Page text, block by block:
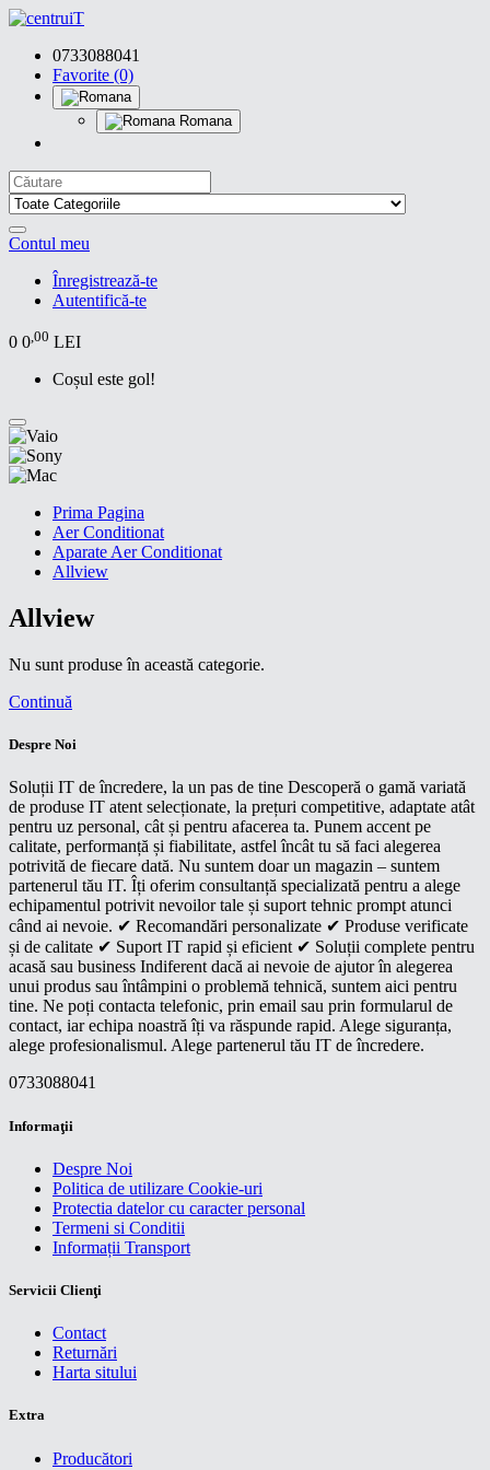
0733088041
Favorite (0)
Romana
Contul meu
Înregistrează-te
Autentifică-te
0 0,00 LEI
Coșul este gol!
Prima Pagina
Aer Conditionat
Aparate Aer Conditionat
Allview
Allview
Nu sunt produse în această categorie.
Continuă
Despre Noi
Soluții IT de încredere, la un pas de tine Descoperă o gamă variată
de produse IT atent selecționate, la prețuri competitive, adaptate atât
pentru uz personal, cât și pentru afacerea ta. Punem accent pe
calitate, performanță și fiabilitate, astfel încât tu să faci alegerea
potrivită de fiecare dată. Nu suntem doar un magazin – suntem
partenerul tău IT. Îți oferim consultanță specializată pentru a alege
echipamentul potrivit nevoilor tale și suport tehnic prompt atunci
când ai nevoie. ✔ Recomandări personalizate ✔ Produse verificate
și de calitate ✔ Suport IT rapid și eficient ✔ Soluții complete pentru
acasă sau business Indiferent dacă ai nevoie de ajutor în alegerea
unui produs sau întâmpini o problemă tehnică, suntem aici pentru
tine. Ne poți contacta telefonic, prin email sau prin formularul de
contact, iar echipa noastră îți va răspunde rapid. Alege siguranța,
alege profesionalismul. Alege partenerul tău IT de încredere.
0733088041
Informaţii
Despre Noi
Politica de utilizare Cookie-uri
Protectia datelor cu caracter personal
Termeni si Conditii
Informații Transport
Servicii Clienţi
Contact
Returnări
Harta sitului
Extra
Producători